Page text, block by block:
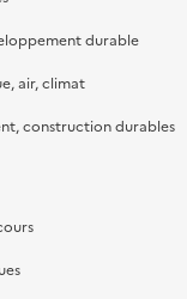
durable
air, climat
construction durables